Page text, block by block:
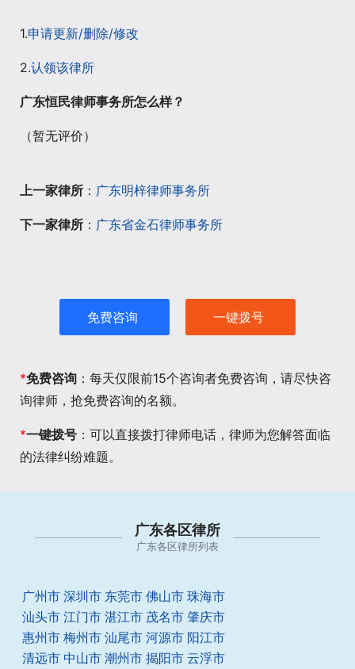
1.申请更新/删除/修改
2.认领该律所
广东恒民律师事务所怎么样？
（暂无评价）
上一家律所 ： 广东明梓律师事务所
下一家律所 ： 广东省金石律师事务所
免费咨询 一键拨号
*免费咨询 ：每天仅限前15个咨询者免费咨询，请尽快咨
询律师，抢免费咨询的名额。
*一键拨号 ：可以直接拨打律师电话，律师为您解答面临
的法律纠纷难题。
广东各区律所
广东各区律所列表
广州市 深圳市 东莞市 佛山市 珠海市
汕头市 江门市 湛江市 茂名市 肇庆市
惠州市 梅州市 汕尾市 河源市 阳江市
清远市 中山市 潮州市 揭阳市 云浮市